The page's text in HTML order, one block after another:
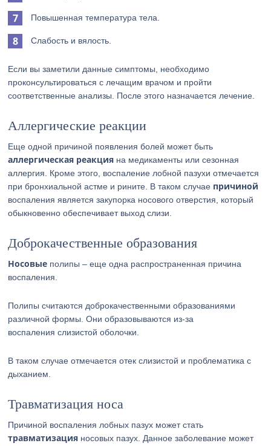
Повышенная температура тела.
Слабость и вялость.
Если вы заметили данные симптомы, необходимо
проконсультироваться с лечащим врачом и пройти
соответственные анализы. После этого назначается лечение.
Аллергические реакции
Еще одной причиной появления болей может быть
аллергическая реакция на медикаменты или сезонная
аллергия. Кроме этого, воспаление лобной пазухи отмечается
при бронхиальной астме и рините. В таком случае причиной
воспаления является закупорка носового отверстия, который
обыкновенно обеспечивает выход слизи.
Доброкачественные образования
Носовые полипы – еще одна распространенная причина
воспаления.
Полипы считаются доброкачественными образованиями
различной формы. Они образовываются из-за
воспаления слизистой оболочки.
В таком случае отмечается отек слизистой и проблематика с
дыханием.
Травматизация носа
Причиной воспаления лобных пазух может стать
травматизация носовых пазух. Данное заболевание может